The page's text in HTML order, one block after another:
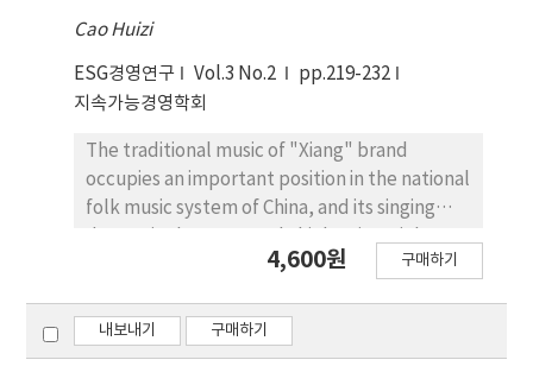
에 대해 연구하고 그 독특한 문화적 성격과 예술적 특
징 그리고 인문정신을 발굴하고자 하였다.
Cao Huizi
ESG경영연구 Vol.3 No.2
pp.219-232
지속가능경영학회
The traditional music of "Xiang" brand
occupies an important position in the national
folk music system of China, and its singing
divided into six forms: flower drums, folk
revolutionary songs, lanterns. However,
under the update of the times, the
4,600원 구매하기
내보내기 구매하기